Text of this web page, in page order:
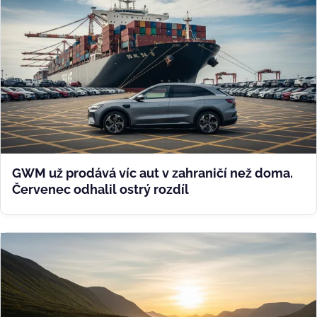
GWM už prodává víc aut v zahraničí než doma.
Červenec odhalil ostrý rozdíl